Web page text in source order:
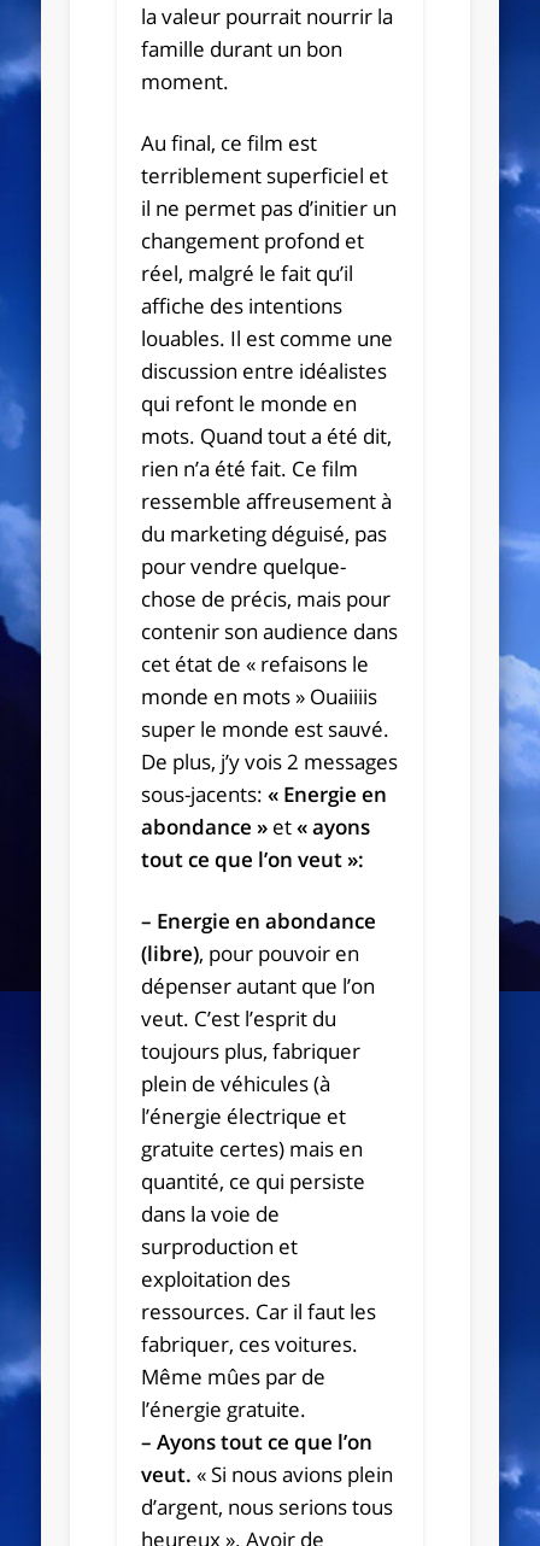
la valeur pourrait nourrir la
famille durant un bon
moment.
Au final, ce film est
terriblement superficiel et
il ne permet pas d’initier un
changement profond et
réel, malgré le fait qu’il
affiche des intentions
louables. Il est comme une
discussion entre idéalistes
qui refont le monde en
mots. Quand tout a été dit,
rien n’a été fait. Ce film
ressemble affreusement à
du marketing déguisé, pas
pour vendre quelque-
chose de précis, mais pour
contenir son audience dans
cet état de « refaisons le
monde en mots » Ouaiiiis
super le monde est sauvé.
De plus, j’y vois 2 messages
sous-jacents: « Energie en
abondance »et« ayons
tout ce que l’on veut »:
– Energie en abondance
(libre), pour pouvoir en
dépenser autant que l’on
veut. C’est l’esprit du
toujours plus, fabriquer
plein de véhicules (à
l’énergie électrique et
gratuite certes) mais en
quantité, ce qui persiste
dans la voie de
surproduction et
exploitation des
ressources. Car il faut les
fabriquer, ces voitures.
Même mûes par de
l’énergie gratuite.
– Ayons tout ce que l’on
veut. « Si nous avions plein
d’argent, nous serions tous
heureux ». Avoir de